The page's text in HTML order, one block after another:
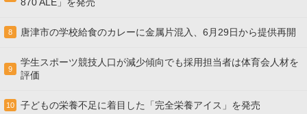
8 唐津市の学校給食のカレーに金属片混入、6月29日から提供再開
9
学生スポーツ競技人口が減少傾向でも採用担当者は体育会人材を
評価
10 子どもの栄養不足に着目した「完全栄養アイス」を発売